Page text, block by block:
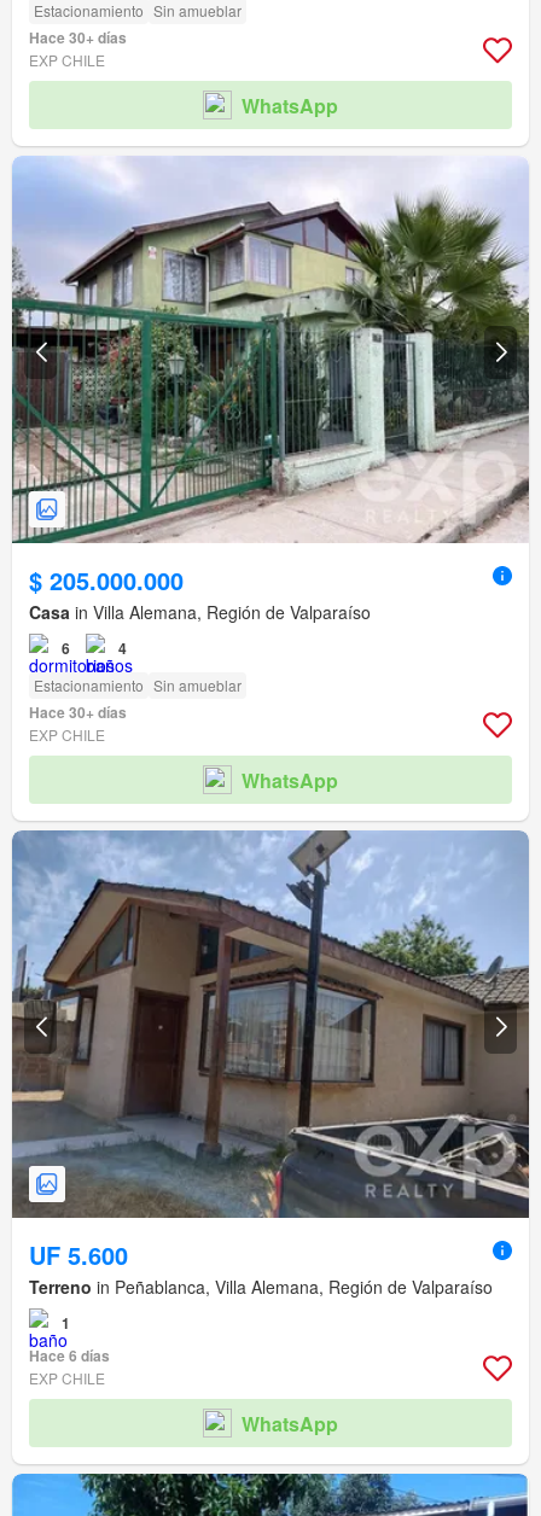
Estacionamiento Sin amueblar
Hace 30+ días
EXP CHILE
WhatsApp
$ 205.000.000
Casa in Villa Alemana, Región de Valparaíso
6 4
Estacionamiento Sin amueblar
Hace 30+ días
EXP CHILE
WhatsApp
UF 5.600
Terreno in Peñablanca, Villa Alemana, Región de Valparaíso
1
Hace 6 días
EXP CHILE
WhatsApp